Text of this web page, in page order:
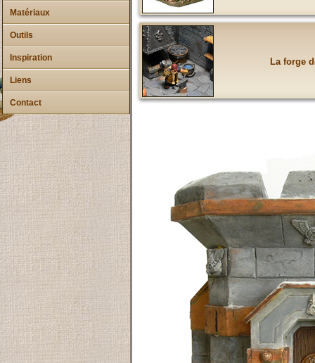
Matériaux
Outils
Inspiration
Liens
Contact
La forge